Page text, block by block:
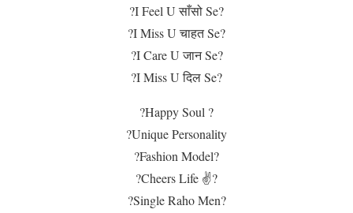
?I Feel U साँसो Se?
?I Miss U चाहत Se?
?I Care U जान Se?
?I Miss U दिल Se?
?Happy Soul ?
?Unique Personality
?Fashion Model?
?Cheers Life ✌?
?Single Raho Men?